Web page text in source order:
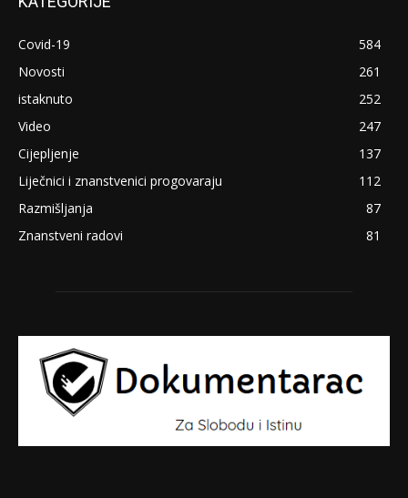
Covid-19
584
Novosti
261
istaknuto
252
Video
247
Cijepljenje
137
Liječnici i znanstvenici progovaraju
112
Razmišljanja
87
Znanstveni radovi
81